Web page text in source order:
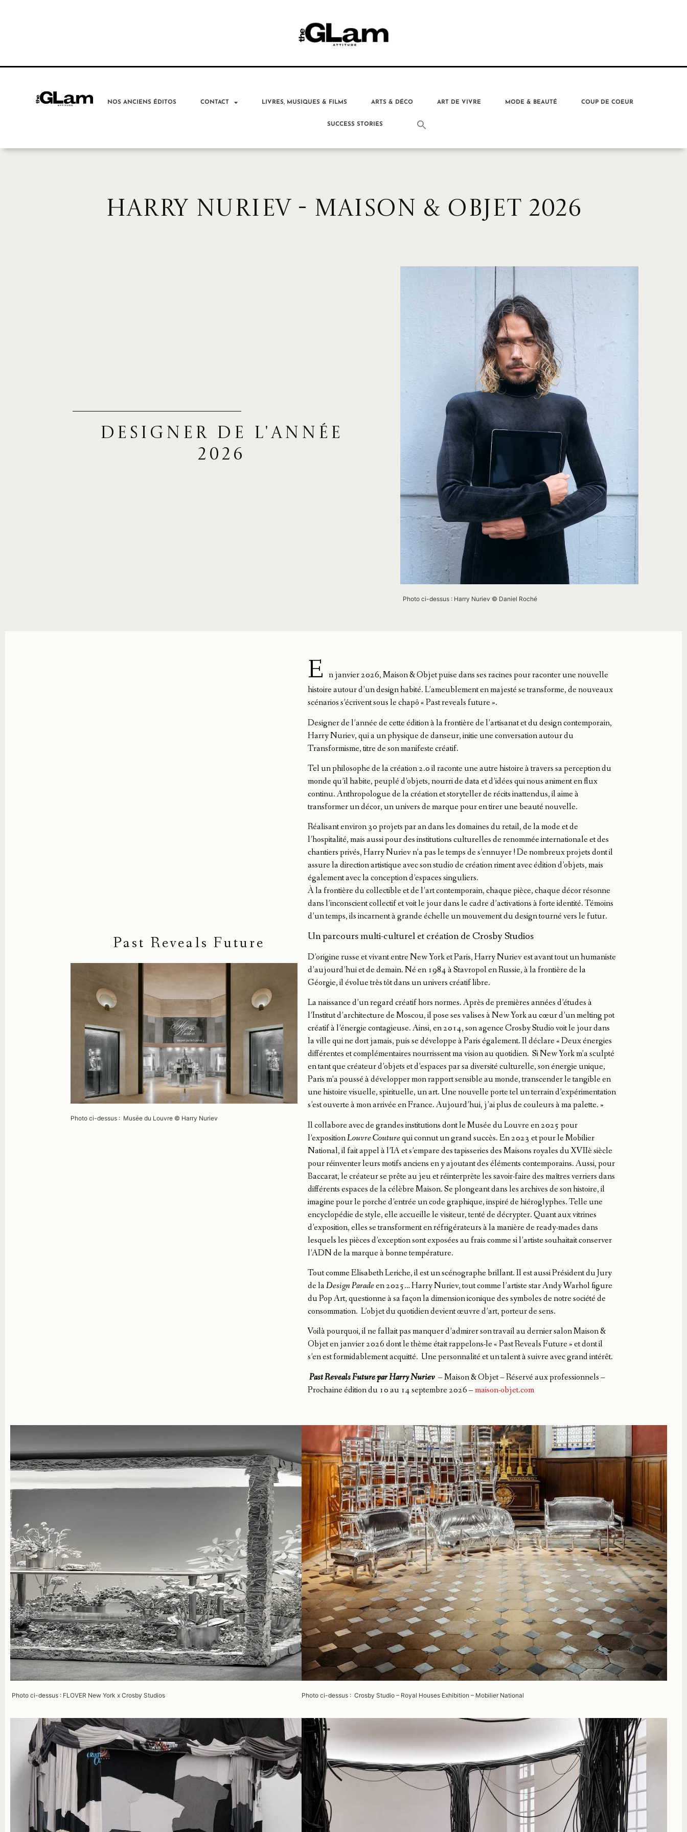
NOS ANCIENS ÉDITOS CONTACT LIVRES, MUSIQUES & FILMS ARTS & DÉCO ART DE VIVRE MODE & BEAUTÉ COUP DE COEUR
SUCCESS STORIES
HARRY NURIEV - MAISON & OBJET 2026
Designer de l'année
2026
Photo ci-dessus : Harry Nuriev © Daniel Roché
Past Reveals Future
Photo ci-dessus : Musée du Louvre © Harry Nuriev
E n janvier 2026, Maison​ &​ Objet puise dans ses racines pour raconter une nouvelle
histoire autour d’un design habité. L’ameublement en majesté se transforme, de nouveaux
scénarios s’écrivent sous le chapô « Past reveals future ».
Designer de l’année de cette édition à la frontière de l’artisanat et du design contemporain,
Harry Nuriev, qui a un physique de danseur, initie une conversation autour du
Transformisme, titre de son manifeste créatif.
Tel un philosophe de la création 2.0 il raconte une autre histoire à travers sa perception du
monde qu’il habite, peuplé d’objets, nourri de data et d’idées qui nous animent en flux
continu. Anthropologue de la création et storyteller de récits inattendus, il aime à
transformer un décor, un univers de marque pour en tirer une beauté nouvelle.
Réalisant environ 30 projets par an dans les domaines du retail, de la mode et de
l’hospitalité, mais aussi pour des institutions culturelles de renommée internationale et des
chantiers privés, Harry Nuriev n’a pas le temps de s’ennuyer ! De nombreux projets dont il
assure la direction artistique avec son studio de création riment avec édition d’objets, mais
également avec la conception d’espaces singuliers.
À la frontière du collectible et de l’art contemporain, chaque pièce, chaque décor résonne
dans l’inconscient collectif et voit le jour dans le cadre d’activations à forte identité. Témoins
d’un temps, ils incarnent à grande échelle un mouvement du design tourné vers le futur.
Un parcours multi-culturel et création de Crosby Studios
D’origine russe et vivant entre New York et Paris, Harry Nuriev est avant tout un humaniste
d’aujourd’hui et de demain. Né en 1984 à Stavropol en Russie, à la frontière de la
Géorgie, il évolue très tôt dans un univers créatif libre.
La naissance d’un regard créatif hors normes. Après de premières années d’études à
l’Institut d’architecture de Moscou, il pose ses valises à New York au cœur d’un melting pot
créatif à l’énergie contagieuse. Ainsi, en 2014, son agence Crosby Studio voit le jour dans
la ville qui ne dort jamais, puis se développe à Paris également. Il déclare «Deux énergies
différentes et complémentaires nourrissent ma vision au quotidien. Si New York m’a sculpté
en tant que créateur d’objets et d’espaces par sa diversité culturelle, son énergie unique,
Paris m’a poussé à développer mon rapport sensible au monde, transcender le tangible en
une histoire visuelle, spirituelle, un art. Une nouvelle porte tel un terrain d’expérimentation
s’est ouverte à mon arrivée en France. Aujourd’hui​, j’ai plus de couleurs à ma palette. »
Il collabore avec de grandes institutions dont le Musée du Louvre en 2025 pour
l’expositionLouvre Couturequi connut un grand succès. En 2023 et pour le Mobilier
National, il fait appel à ​l’IA et s’empare des tapisseries des Maisons royales du XVIIè siècle
pour réinventer leurs motifs anciens en y ajoutant des éléments contemporains. Aussi, pour
Baccarat, le créateur se prête au jeu et réinterprète les savoir-faire des maîtres verriers dans
différents espaces de la célèbre Maison. Se plongeant dans les archives de son histoire, il
imagine pour le porche d’entrée un code graphique, inspiré de hiéroglyphes. Telle une
encyclopédie de style, elle accueille le visiteur, tenté de décrypter.​ Quant aux vitrines
d’exposition, elles se transforment en réfrigérateurs à la manière de ready-mades dans
lesquels les pièces d’exception sont exposées au frais comme si l’artiste souhaitait conserver
l’ADN de la marque à bonne température.
Tout comme Elisabeth Leriche, il est un scénographe brillant. Il est aussi Président du Jury
de laDesign Paradeen 2025… Harry Nuriev, tout comme l’artiste star Andy Warhol​ figure
du Pop Art, questionne à sa façon la dimension iconique des symboles de notre société de
consommation. L’objet du quotidien devient œuvre d’art, porteur de sens.
Voilà pourquoi, il ne fallait pas manquer d’admirer son travail au dernier salon Maison &
Objet en janvier 2026 dont le thème était rappelons-le « Past Reveals Future » et dont il
s’en est formidablement acquitté. Une personnalité et un talent à suivre avec grand intérêt.
Past Reveals Future par Harry Nuriev –Maison & Objet – Réservé aux professionnels –
Prochaine édition du 10 au 14 septembre 2026 –maison-objet.com
Photo ci-dessus : FLOVER New York x Crosby Studios Photo ci-dessus : Crosby Studio – Royal Houses Exhibition – Mobilier National